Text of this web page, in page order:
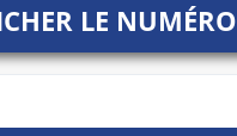
LE NUMÉRO